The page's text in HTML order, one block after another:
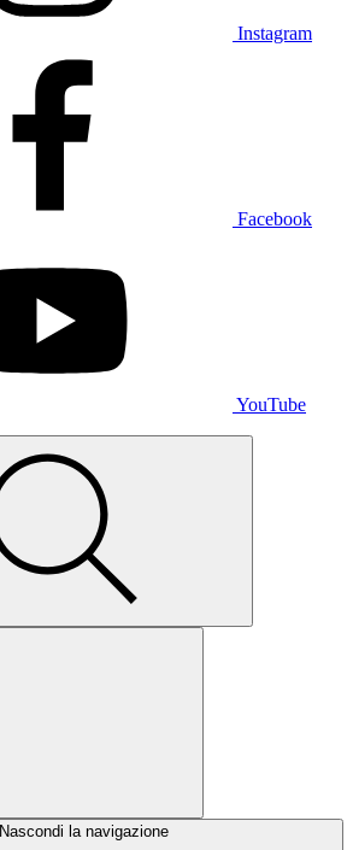
Instagram
Facebook
YouTube
Nascondi la navigazione